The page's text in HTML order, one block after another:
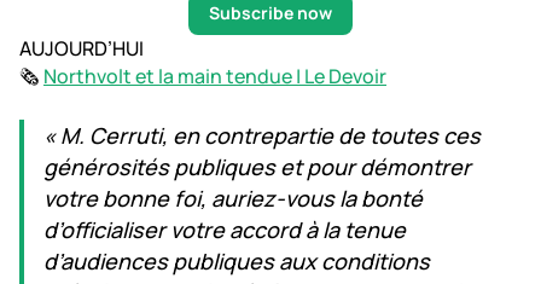
Subscribe now
AUJOURD’HUI
🗞️ Northvolt et la main tendue | Le Devoir
« M. Cerruti, en contrepartie de toutes ces
générosités publiques et pour démontrer
votre bonne foi, auriez-vous la bonté
d’officialiser votre accord à la tenue
d’audiences publiques aux conditions